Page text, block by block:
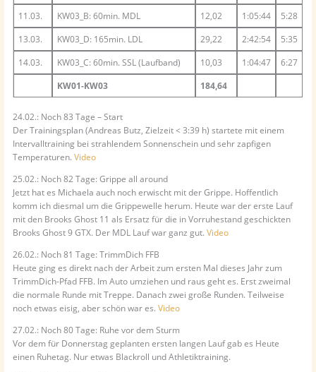
11.03. KW03_B: 60min. MDL 12,02 1:05:44
5:28
13.03.
KW03_D: 165min. LDL 29,22 2:42:54
5:35
14.03.
KW03_C: 60min. SSL (Laufband) 10,03 1:04:47
6:27
KW01-KW03
184,64
24.02.: Noch 83 Tage – Start
Der Trainingsplan (Andreas Butz, Zielzeit < 3:39 h) startete mit einem
Intervalltraining bei strahlendem Sonnenschein und sehr zapfigen
Temperaturen.Video
25.02.: Noch 82 Tage: Grippe all around
Jetzt hat es Michaela auch noch erwischt mit der Grippe. Hoffentlich
komm ich diesmal um die Grippewelle herum. Heute war der erste Lauf
mit den Brooks Ghost 11 als Ersatz für die in Vorruhestand geschickten
Brooks Ghost 9 GTX. Der MDL Lauf war ganz gut.Video
26.02.: Noch 81 Tage: TrimmDich FFB
Heute ging es direkt nach der Arbeit zum ersten Mal dieses Jahr zum
TrimmDich-Pfad FFB. Im Auto umziehen und raus geht es. Erst zweimal
die normale Runde mit Treppe. Danach zwei große Runden. Teilweise
noch etwas eisig, aber schön war es.Video
27.02.: Noch 80 Tage: Ruhe vor dem Sturm
Vor dem für Donnerstag geplanten ersten langen Lauf gab es Heute
einen Ruhetag. Nur etwas Blackroll und Athletiktraining.